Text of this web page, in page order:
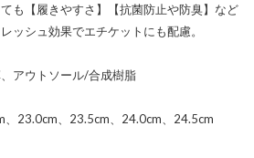
も【履きやすさ】【抗菌防止や防臭】など
ッシュ効果でエチケットにも配慮。
アウトソール/合成樹脂
、23.0cm、23.5cm、24.0cm、24.5cm